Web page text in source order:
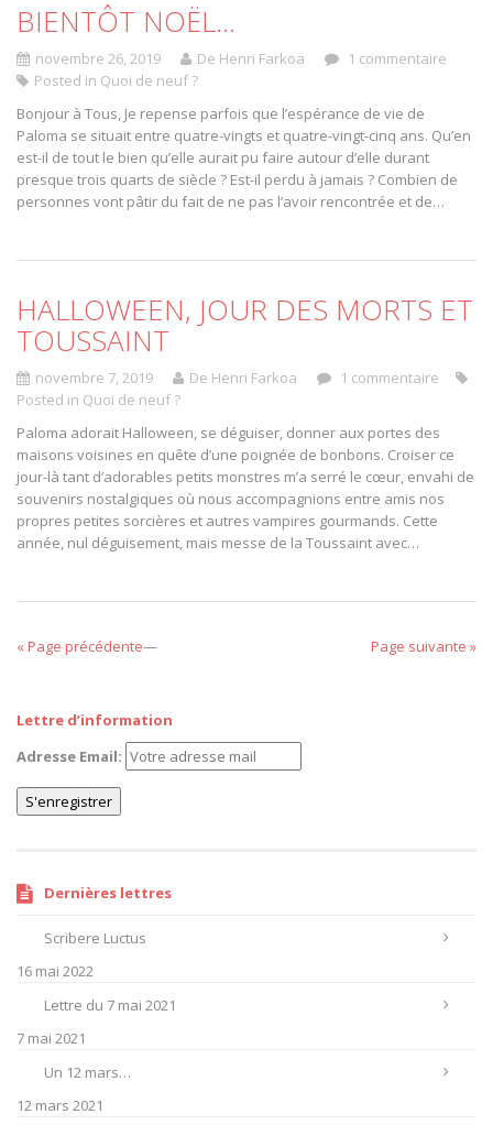
BIENTÔT NOËL…
novembre 26, 2019 De Henri Farkoa
1 commentaire
Posted in Quoi de neuf ?
Bonjour à Tous, Je repense parfois que l’espérance de vie de
Paloma se situait entre quatre-vingts et quatre-vingt-cinq ans. Qu’en
est-il de tout le bien qu’elle aurait pu faire autour d’elle durant
presque trois quarts de siècle ? Est-il perdu à jamais ? Combien de
personnes vont pâtir du fait de ne pas l’avoir rencontrée et de…
HALLOWEEN, JOUR DES MORTS ET
TOUSSAINT
novembre 7, 2019 De Henri Farkoa
1 commentaire
Posted in Quoi de neuf ?
Paloma adorait Halloween, se déguiser, donner aux portes des
maisons voisines en quête d’une poignée de bonbons. Croiser ce
jour-là tant d’adorables petits monstres m’a serré le cœur, envahi de
souvenirs nostalgiques où nous accompagnions entre amis nos
propres petites sorcières et autres vampires gourmands. Cette
année, nul déguisement, mais messe de la Toussaint avec…
« Page précédente— Page suivante »
Lettre d’information
Adresse Email:
Dernières lettres
Scribere Luctus
16 mai 2022
Lettre du 7 mai 2021
7 mai 2021
Un 12 mars…
12 mars 2021